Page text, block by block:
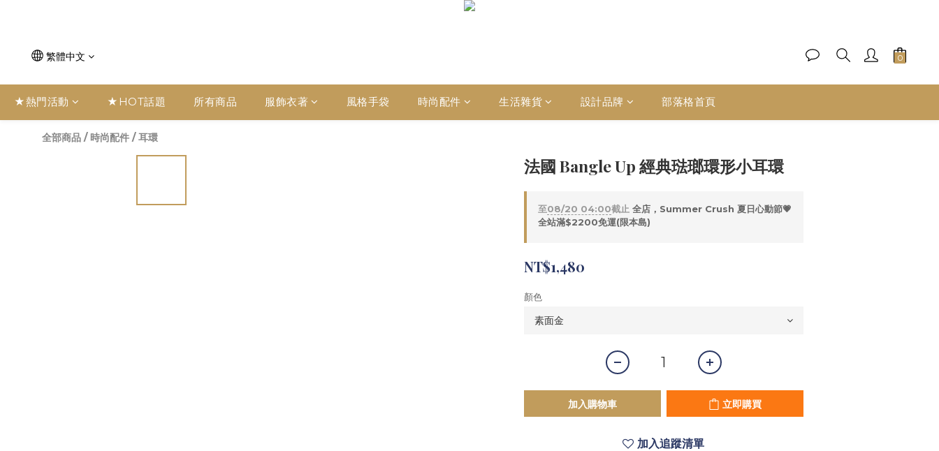
繁體中文
★熱門活動 ★HOT話題 所有商品 服飾衣著 風格手袋 時尚配件 生活雜貨 設計品牌 部落格首頁
全部商品 / 時尚配件 /耳環
法國 Bangle Up 經典琺瑯環形小耳環
至08/20 04:00截止 全店，Summer Crush 夏日心動節💗
全站滿$2200免運(限本島)
NT$1,480
顏色
加入購物車 立即購買
加入追蹤清單